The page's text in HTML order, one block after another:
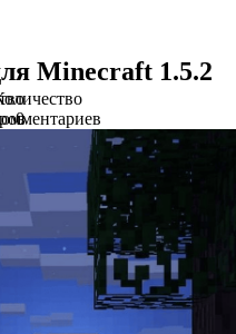
Minecraft 1.5.2
0